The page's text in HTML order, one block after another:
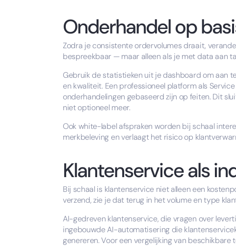
Onderhandel op
Zodra je consistente ordervolumes draait,
bespreekbaar — maar alleen als je met data aan
Gebruik de statistieken uit je dashboard om aan
en kwaliteit. Een professioneel platform als
onderhandelingen gebaseerd zijn op feiten. Dit
niet optioneel meer.
Ook white-label afspraken worden bij schaal
merkbeleving en verlaagt het risico op
Klantenservice als
Bij schaal is klantenservice niet alleen een
verzend, zie je dat terug in het volume en type
AI-gedreven klantenservice, die vragen over
ingebouwde AI-automatisering die
genereren. Voor een vergelijking van beschikbare